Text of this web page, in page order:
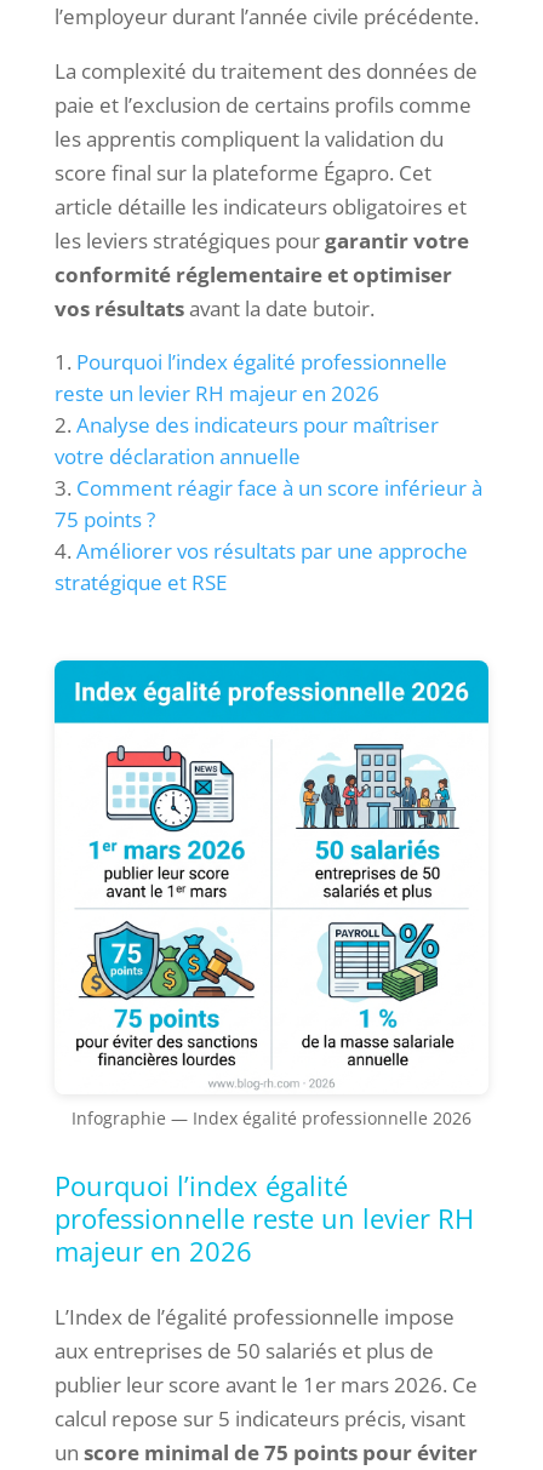
l’employeur durant l’année civile précédente.
La complexité du traitement des données de
paie et l’exclusion de certains profils comme
les apprentis compliquent la validation du
score final sur la plateforme Égapro. Cet
article détaille les indicateurs obligatoires et
les leviers stratégiques pourgarantir votre
conformité réglementaire et optimiser
vos résultatsavant la date butoir.
Pourquoi l’index égalité professionnelle
reste un levier RH majeur en 2026
Analyse des indicateurs pour maîtriser
votre déclaration annuelle
Comment réagir face à un score inférieur à
75 points ?
Améliorer vos résultats par une approche
stratégique et RSE
Infographie — Index égalité professionnelle 2026
Pourquoi l’index égalité
professionnelle reste un levier RH
majeur en 2026
L’Index de l’égalité professionnelle impose
aux entreprises de 50 salariés et plus de
publier leur score avant le 1er mars 2026. Ce
calcul repose sur 5 indicateurs précis, visant
un score minimal de 75 points pour éviter